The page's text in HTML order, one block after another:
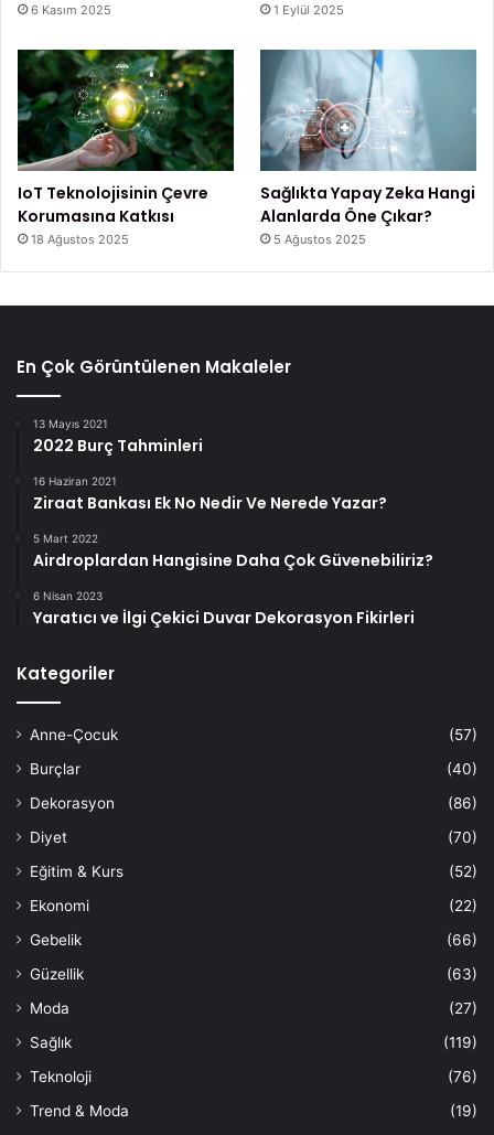
6 Kasım 2025 1 Eylül 2025
IoT Teknolojisinin Çevre
Korumasına Katkısı
18 Ağustos 2025
Sağlıkta Yapay Zeka Hangi
Alanlarda Öne Çıkar?
5 Ağustos 2025
En Çok Görüntülenen Makaleler
13 Mayıs 2021
2022 Burç Tahminleri
16 Haziran 2021
Ziraat Bankası Ek No Nedir Ve Nerede Yazar?
5 Mart 2022
Airdroplardan Hangisine Daha Çok Güvenebiliriz?
6 Nisan 2023
Yaratıcı ve İlgi Çekici Duvar Dekorasyon Fikirleri
Kategoriler
Anne-Çocuk
(57)
Burçlar
(40)
Dekorasyon
(86)
Diyet
(70)
Eğitim & Kurs
(52)
Ekonomi
(22)
Gebelik
(66)
Güzellik
(63)
Moda
(27)
Sağlık
(119)
Teknoloji
(76)
Trend & Moda
(19)